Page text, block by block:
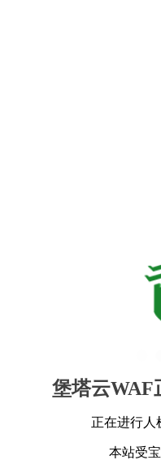
堡塔云WAF
正在进行人
本站受